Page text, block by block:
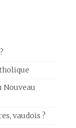
Nouveau
vaudois ?